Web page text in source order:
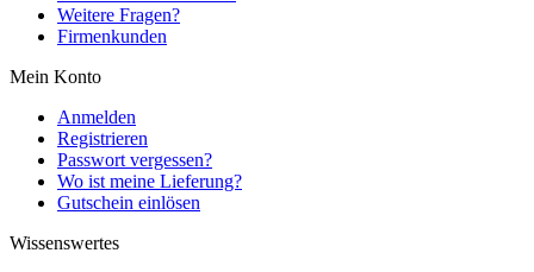
Weitere Fragen?
Firmenkunden
Mein Konto
Anmelden
Registrieren
Passwort vergessen?
Wo ist meine Lieferung?
Gutschein einlösen
Wissenswertes